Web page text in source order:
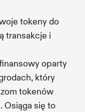
tokeny do
transakcje i
oparty
który
tokenów
Osiąga się to